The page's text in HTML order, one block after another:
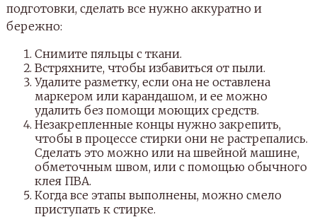
подготовки, сделать все нужно аккуратно и
бережно:
Снимите пяльцы с ткани.
Встряхните, чтобы избавиться от пыли.
Удалите разметку, если она не оставлена
маркером или карандашом, и ее можно
удалить без помощи моющих средств.
Незакрепленные концы нужно закрепить,
чтобы в процессе стирки они не растрепались.
Сделать это можно или на швейной машине,
обметочным швом, или с помощью обычного
клея ПВА.
Когда все этапы выполнены, можно смело
приступать к стирке.